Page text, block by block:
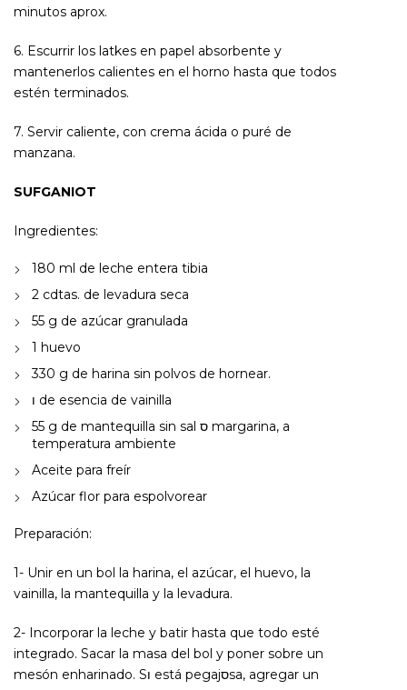
minutos aprox.
6. Escurrir los latkes en papel absorbente y
mantenerlos calientes en el horno hasta que todos
estén terminados.
7. Servir caliente, con crema ácida o puré de
manzana.
SUFGANIOT
Ingredientes:
180 ml de leche entera tibia
2 cdtas. de levadura seca
55 g de azúcar granulada
1 huevo
330 g de harina sin polvos de hornear.
ו de esencia de vainilla
55 g de mantequilla sin sal ס margarina, a
temperatura ambiente
Aceite para freír
Azúcar flor para espolvorear
Preparación:
1- Unir en un bol la harina, el azúcar, el huevo, la
vainilla, la mantequilla y la levadura.
2- Incorporar la leche y batir hasta que todo esté
integrado. Sacar la masa del bol y poner sobre un
mesón enharinado. Sו está pegajס­sa, agregar un